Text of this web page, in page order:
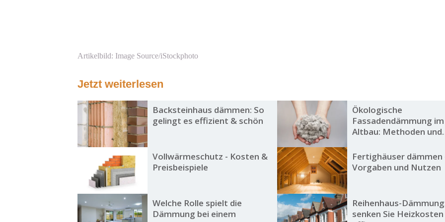
Artikelbild: Image Source/iStockphoto
Jetzt weiterlesen
Backsteinhaus dämmen: So
gelingt es effizient & schön
Ökologische
Fassadendämmung im
Altbau: Methoden und
Vollwärmeschutz - Kosten &
Preisbeispiele
Fertighäuser dämmen
Vorgaben und Nutzen
Welche Rolle spielt die
Dämmung bei einem
Reihenhaus-
senken Sie Heizkosten